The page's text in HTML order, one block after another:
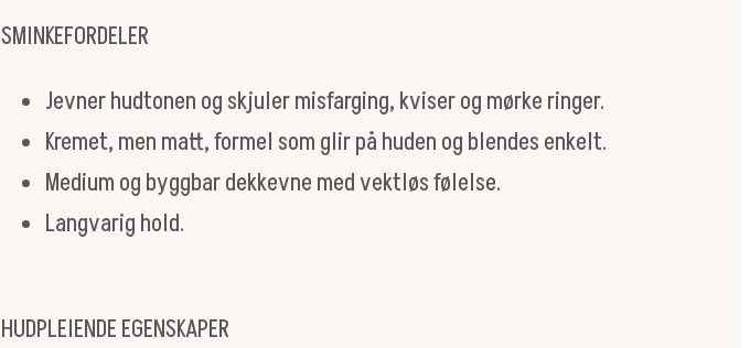
SMINKEFORDELER
Jevner hudtonen og skjuler misfarging, kviser og mørke ringer.
Kremet, men matt, formel som glir på huden og blendes enkelt.
Medium og byggbar dekkevne med vektløs følelse.
Langvarig hold.
HUDPLEIENDE EGENSKAPER